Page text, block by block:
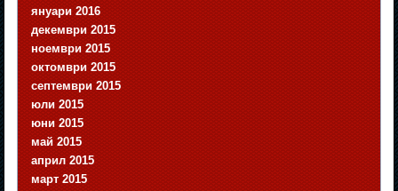
януари 2016
декември 2015
ноември 2015
октомври 2015
септември 2015
юли 2015
юни 2015
май 2015
април 2015
март 2015